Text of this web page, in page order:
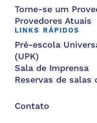
Torne-se um
Provedores Atuais
LINKS RÁPIDOS
Pré-escola
(UPK)
Sala de Imprensa
Reservas de salas
Contato